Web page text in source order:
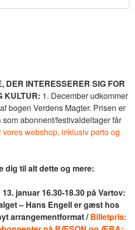
DER INTERESSERER SIG FOR
KULTUR: 1. December udkommer
bogen Verdens Magter. Prisen er
abonnent/festivaldeltager får
vores webshop, inklusiv porto og
dig til alt dette og mere:
januar 16.30-18.30 på Vartov:
– Hans Engell er gæst hos
arrangementformat /Billetpris: